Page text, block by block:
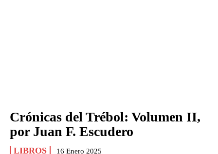
Crónicas del Trébol: Volumen II,
por Juan F. Escudero
LIBROS 16 Enero 2025